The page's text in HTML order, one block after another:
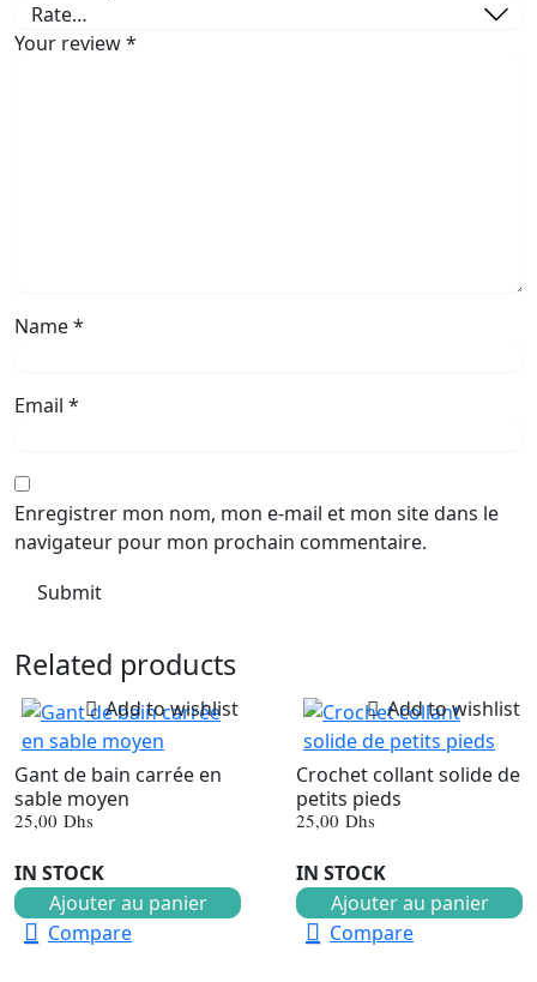
Your review*
Name*
Email *
Enregistrer mon nom, mon e-mail et mon site dans le
navigateur pour mon prochain commentaire.
Related products
Add to wishlist
Gant de bain carrée en
sable moyen
25,00 Dhs
IN STOCK
Ajouter au panier
Compare
Add to wishlist
Crochet collant solide de
petits pieds
25,00 Dhs
IN STOCK
Ajouter au panier
Compare